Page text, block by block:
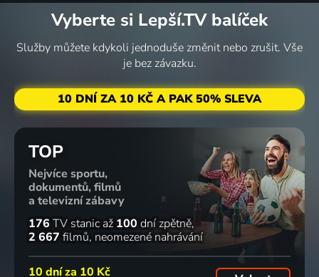
Vyberte si Lepší.TV balíček
Služby můžete kdykoli jednoduše změnit nebo zrušit. Vše
je bez závazku.
10 DNÍ ZA 10 KČ A PAK 50% SLEVA
TOP
Nejvíce sportu,
dokumentů, filmů
a televizní zábavy
176 TV stanic až 100 dní zpětně
2 667 filmů neomezené nahrávání
10 dní za 10 Kč